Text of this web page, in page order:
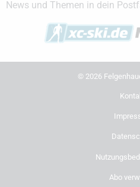
News und Themen in dein
© 2026
Abo